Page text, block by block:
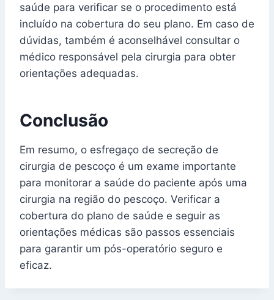
saúde para verificar se o procedimento está
incluído na cobertura do seu plano. Em caso de
dúvidas, também é aconselhável consultar o
médico responsável pela cirurgia para obter
orientações adequadas.
Conclusão
Em resumo, o esfregaço de secreção de
cirurgia de pescoço é um exame importante
para monitorar a saúde do paciente após uma
cirurgia na região do pescoço. Verificar a
cobertura do plano de saúde e seguir as
orientações médicas são passos essenciais
para garantir um pós-operatório seguro e
eficaz.